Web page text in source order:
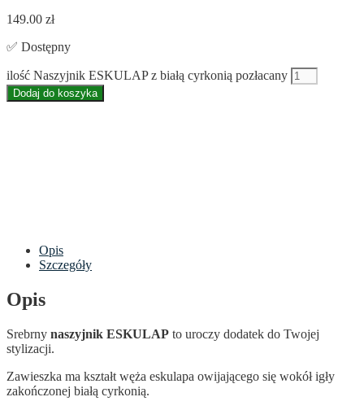
149.00 zł
✅ Dostępny
ilość Naszyjnik ESKULAP z białą cyrkonią pozłacany
Dodaj do koszyka
Opis
Szczegóły
Opis
Srebrny naszyjnik ESKULAP to uroczy dodatek do Twojej
stylizacji.
Zawieszka ma kształt węża eskulapa owijającego się wokół igły
zakończonej białą cyrkonią.